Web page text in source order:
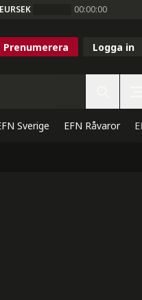
EURSEK 00:00:00
Prenumerera Logga in
Sverige EFN Råvaror